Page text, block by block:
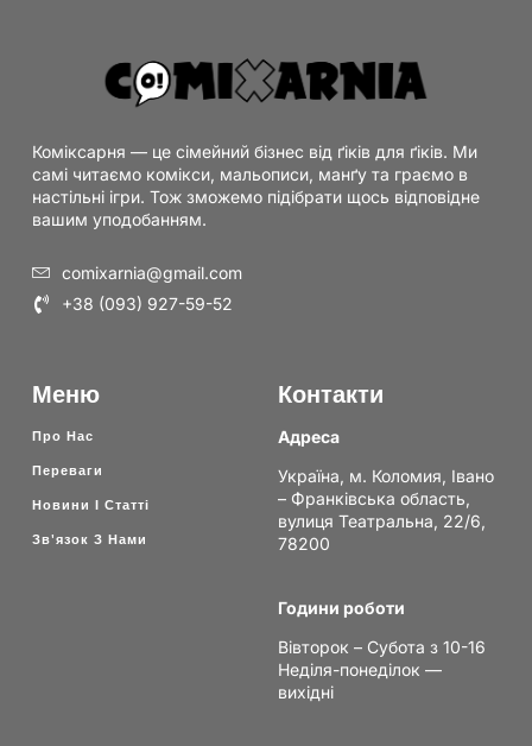
Коміксарня — це сімейний бізнес від ґіків для ґіків. Ми
самі читаємо комікси, мальописи, манґу та граємо в
настільні ігри. Тож зможемо підібрати щось відповідне
вашим уподобанням.
comixarnia@gmail.com
+38 (093) 927-59-52
Меню
Про Нас
Переваги
Новини І Статті
Зв'язок З Нами
Контакти
Адреса
Україна, м. Коломия, Івано
– Франківська область,
вулиця Театральна, 22/6,
78200
Години роботи
Вівторок – Субота з 10-16
Неділя-понеділок —
вихідні